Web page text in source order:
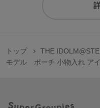
トップ THE
モデル ポーチ 小物入れ ア